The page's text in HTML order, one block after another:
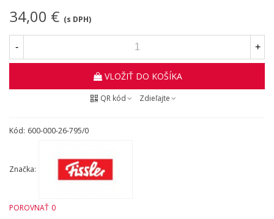
34,00 € (s DPH)
- +
VLOŽIŤ DO KOŠÍKA
QR kód Zdieľajte
Kód: 600-000-26-795/0
Značka:
POROVNAŤ 0